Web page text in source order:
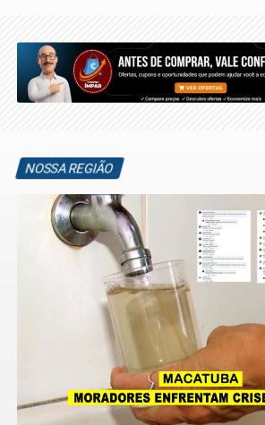
NOSSA REGIÃO